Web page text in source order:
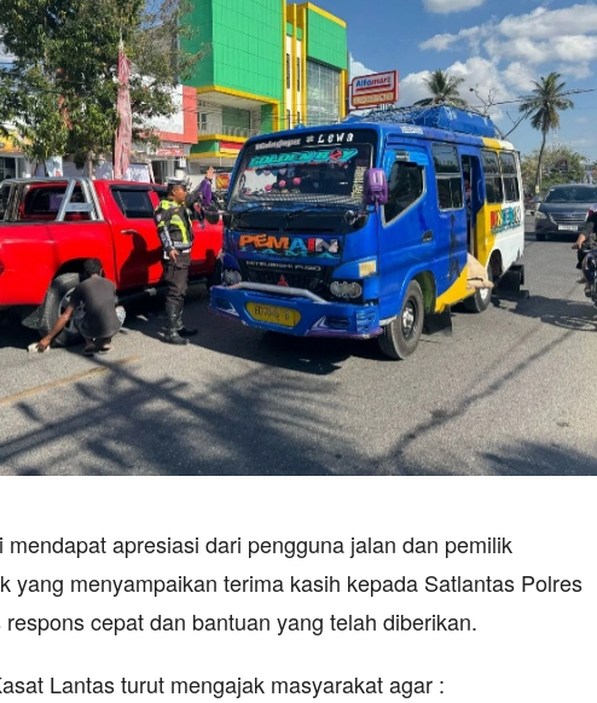
apresiasi dari pengguna jalan dan pemilik
yang menyampaikan terima kasih kepada Satlantas Polres
cepat dan bantuan yang telah diberikan.
Lantas turut mengajak masyarakat agar :